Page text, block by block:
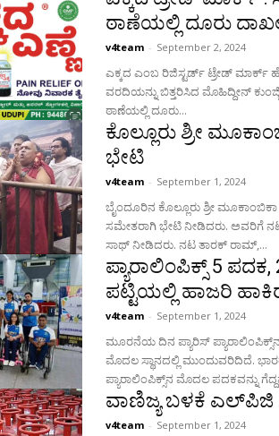
ಠಾಣೆಯಲ್ಲಿ ದೂರು
v4team - September 2, 2024
ಎಕ್ಕದ ಎಂಬ ರಿಜಿಸ್ಟರ್ಡ್ ಟ್ರೇಡ್ ಮಾರ್ಕ್
ವರದಿಯನ್ನು ಬಿತ್ತರಿಸಿದ ಮೊಹಿದ್ದೀನ್
ಠಾಣೆಯಲ್ಲಿ ದೂರು...
ಕೊಲ್ಲೂರು ಶ್ರೀ
ಭೇಟಿ
v4team - September 1, 2024
ಬೈಂದೂರಿನ ಕೊಲ್ಲೂರು ಶ್ರೀ
ಸಮೇತರಾಗಿ ಭೇಟಿ ನೀಡಿದರು. ಅವರಿಗೆ
ಸಾಥ್ ನೀಡಿದರು. ನಟ ತಾರಕ್ ರಾಮ್,...
ಪ್ಯಾರಾಲಿಂಪಿಕ್ಸ್ 5 ಪದಕ,
ಪಟ್ಟಿಯಲ್ಲಿ ಹಾಜರಿ
v4team - September 1, 2024
ಮೂರನೆಯ ದಿನ ಪ್ಯಾರಿಸ್
ಮೊದಲ ಸ್ಥಾನದಲ್ಲಿ ಮುಂದುವರಿದಿದೆ.
ಪ್ಯಾರಾಲಿಂಪಿಕ್ಸ್‌ನ ಮೊದಲ ಪದಕವನ್ನು
ವಾಣಿಜ್ಯ ಬಳಕೆ ಎಲ್‌ಪಿಜಿ
v4team - September 1, 2024